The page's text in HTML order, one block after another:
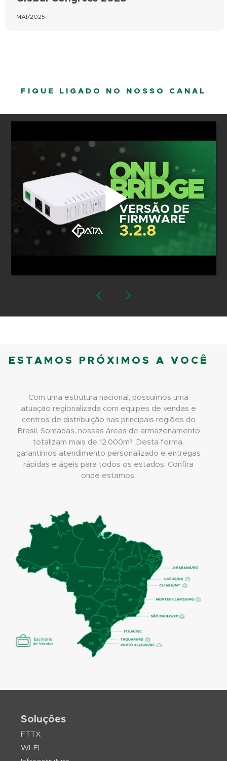
MAI/2025
FIQUE LIGADO NO NOSSO CANAL
ESTAMOS PRÓXIMOS A VOCÊ
Com uma estrutura nacional, possuímos uma
atuação regionalizada com equipes de vendas e
centros de distribuição nas principais regiões do
Brasil. Somadas, nossas áreas de armazenamento
totalizam mais de 12.000m². Desta forma,
garantimos atendimento personalizado e entregas
rápidas e ágeis para todos os estados. Confira
onde estamos:
Soluções
FTTX
WI-FI